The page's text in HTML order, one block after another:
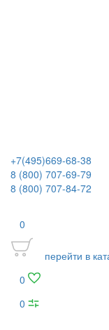
+7(495)669-68-38
8 (800) 707-69-79
8 (800) 707-84-72
0
перейти в
0
0